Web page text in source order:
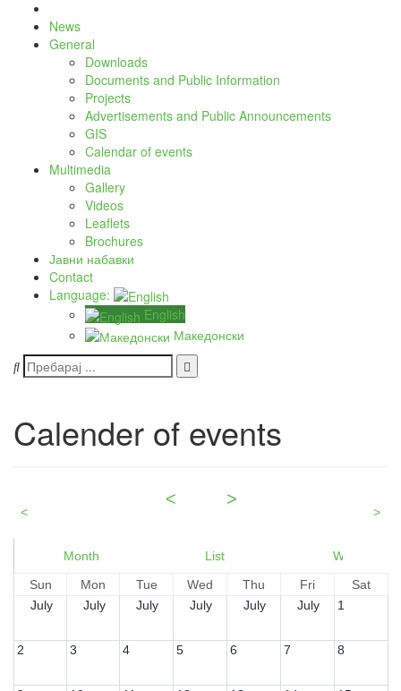
News
General
Downloads
Documents and Public Information
Projects
Advertisements and Public Announcements
GIS
Calendar of events
Multimedia
Gallery
Videos
Leaflets
Brochures
Јавни набавки
Contact
Language:
English
Македонски
Calender of events
<
<
>
>
Month List
Week
Sun
Mon Tue Wed Thu Fri
Sat
July
July July July July July 1
2 3 4 5 6 7 8